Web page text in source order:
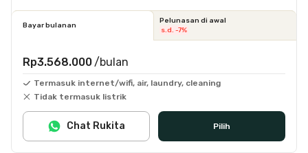
Bayar bulanan
Pelunasan di awal
s.d. -7%
Rp3.568.000 /bulan
Termasuk internet/wifi, air, laundry, cleaning
Tidak termasuk listrik
Pilih
Chat Rukita